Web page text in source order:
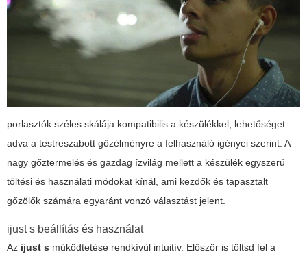
porlasztók széles skálája kompatibilis a készülékkel, lehetőséget
adva a testreszabott gőzélményre a felhasználó igényei szerint. A
nagy gőztermelés és gazdag ízvilág mellett a készülék egyszerű
töltési és használati módokat kínál, ami kezdők és tapasztalt
gőzölők számára egyaránt vonzó választást jelent.
ijust s beállítás és használat
Az ijust s működtetése rendkívül intuitív. Először is töltsd fel a